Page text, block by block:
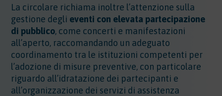
La circolare richiama inoltre l’attenzione sulla
gestione degli eventi con elevata partecipazione
di pubblico, come concerti e manifestazioni
all’aperto, raccomandando un adeguato
coordinamento tra le istituzioni competenti per
l’adozione di misure preventive, con particolare
riguardo all’idratazione dei partecipanti e
all’organizzazione dei servizi di assistenza